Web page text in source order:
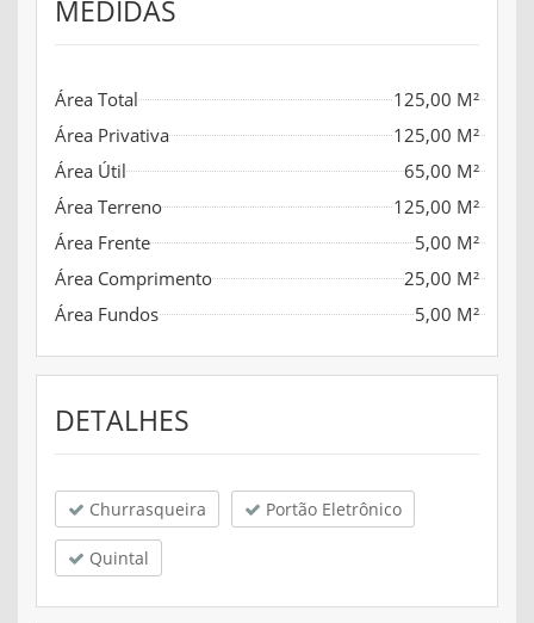
MEDIDAS
Área Total
125,00 M²
Área Privativa
125,00 M²
Área Útil
65,00 M²
Área Terreno
125,00 M²
Área Frente
5,00 M²
Área Comprimento
25,00 M²
Área Fundos
5,00 M²
DETALHES
Churrasqueira Portão Eletrônico
Quintal